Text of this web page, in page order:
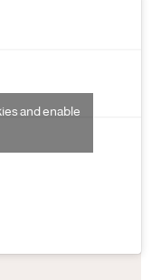
and enable